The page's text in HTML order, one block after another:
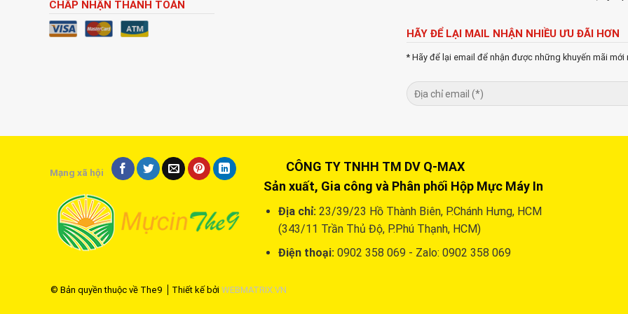
CHẤP NHẬN THANH TOÁN
HÃY ĐỂ LẠI MAIL NHẬN NHIỀU ƯU ĐÃI HƠN
* Hãy để lại email để nhận được những khuyến mãi mới
Mạng xã hội
CÔNG TY TNHH TM DV Q-MAX
Sản xuất, Gia công và Phân phối Hộp Mực Máy In
Địa chỉ: 23/39/23 Hồ Thành Biên, P.Chánh Hưng, HCM
(343/11 Trần Thủ Độ, P.Phú Thạnh, HCM)
Điện thoại: 0902 358 069 - Zalo: 0902 358 069
© Bản quyền thuộc về The9 Thiết kế bởi WEBMATRIX.VN